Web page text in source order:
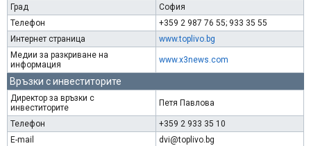
Град
София
Телефон
+359 2 987 76 55; 933 35 55
Интернет страница
www.toplivo.bg
Медии за разкриване на
информация
www.x3news.com
Връзки с инвеститорите
Директор за връзки с
инвеститорите
Петя Павлова
Телефон
+359 2 933 35 10
E-mail
dvi@toplivo.bg